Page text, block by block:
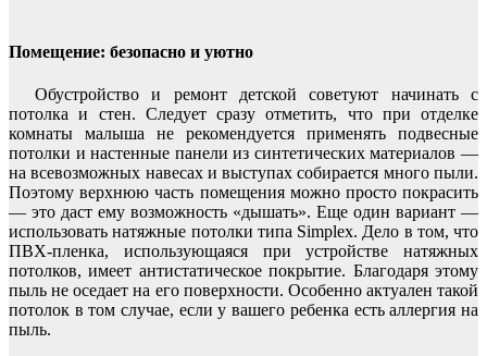
Помещение: безопасно и уютно
Обустройство и ремонт детской советуют начинать с
потолка и стен. Следует сразу отметить, что при отделке
комнаты малыша не рекомендуется применять подвесные
потолки и настенные панели из синтетических материалов —
на всевозможных навесах и выступах собирается много пыли.
Поэтому верхнюю часть помещения можно просто покрасить
— это даст ему возможность «дышать». Еще один вариант —
использовать натяжные потолки типа Simplex. Дело в том, что
ПВХ-пленка, использующаяся при устройстве натяжных
потолков, имеет антистатическое покрытие. Благодаря этому
пыль не оседает на его поверхности. Особенно актуален такой
потолок в том случае, если у вашего ребенка есть аллергия на
пыль.